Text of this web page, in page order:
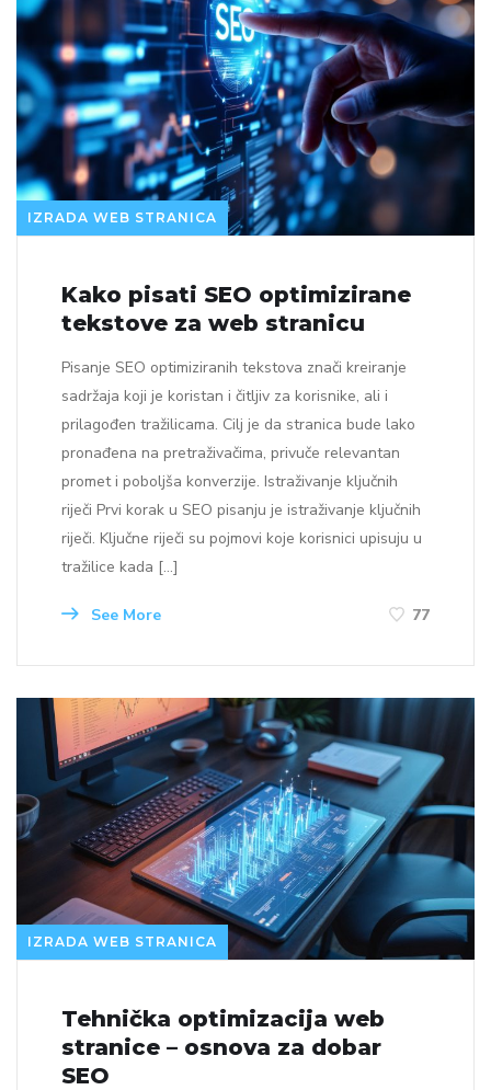
IZRADA WEB STRANICA
Kako pisati SEO optimizirane
tekstove za web stranicu
Pisanje SEO optimiziranih tekstova znači kreiranje
sadržaja koji je koristan i čitljiv za korisnike, ali i
prilagođen tražilicama. Cilj je da stranica bude lako
pronađena na pretraživačima, privuče relevantan
promet i poboljša konverzije. Istraživanje ključnih
riječi Prvi korak u SEO pisanju je istraživanje ključnih
riječi. Ključne riječi su pojmovi koje korisnici upisuju u
tražilice kada […]
See More 77
IZRADA WEB STRANICA
Tehnička optimizacija web
stranice – osnova za dobar
SEO